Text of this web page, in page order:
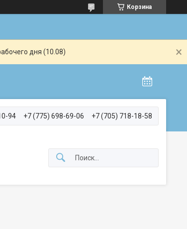
Корзина
дня (10.08)
94 +7 (775) 698-69-06 +7 (705) 718-18-58